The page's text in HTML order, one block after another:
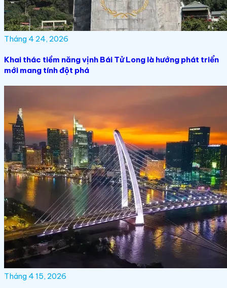
Tháng 4 24, 2026
Khai thác tiềm năng vịnh Bái Tử Long là hướng phát triển
mới mang tính đột phá
Tháng 4 15, 2026